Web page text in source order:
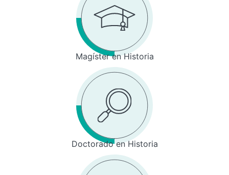
Magíster en Historia
Doctorado en Historia